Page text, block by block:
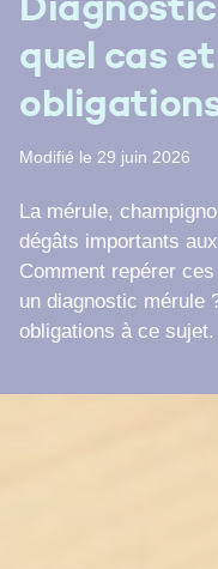
retrouver ?
quel cas
Modifié le 29 juin 2026
La mérule,
dégâts importants
Comment repérer
un diagnostic mérule
obligations à ce sujet.